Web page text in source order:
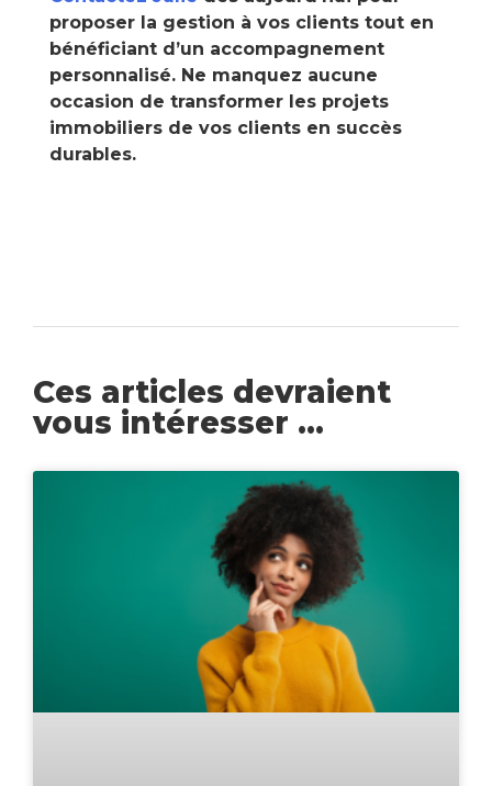
proposer la gestion à vos clients tout en
bénéficiant d’un accompagnement
personnalisé. Ne manquez aucune
occasion de transformer les projets
immobiliers de vos clients en succès
durables.
Ces articles devraient
vous intéresser ...